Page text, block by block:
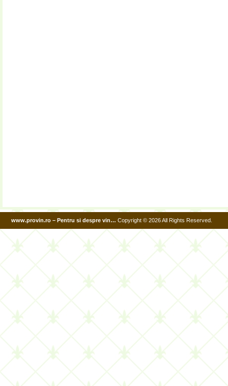
www.provin.ro – Pentru si despre vin… Copyright © 2026 All Rights Reserved.